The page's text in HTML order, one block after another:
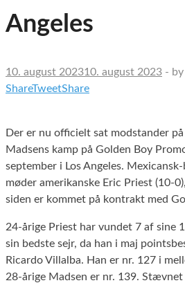
Angeles
10. august 202310. august 2023 - by
ShareTweetShare
Der er nu officielt sat modstander på
Madsens kamp på Golden Boy
september i Los Angeles.
møder amerikanske Eric Priest (10-
siden er kommet på kontrakt med
24-årige Priest har vundet 7 af sine
sin bedste sejr, da han i maj
Ricardo Villalba. Han er nr. 127 i
28-årige Madsen er nr. 139. Stævnet